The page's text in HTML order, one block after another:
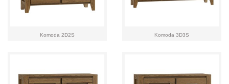
Komoda 2D2S Komoda 3D3S